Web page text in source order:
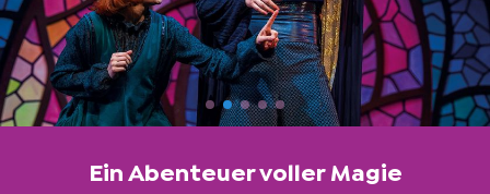
Ein Abenteuer voller Magie